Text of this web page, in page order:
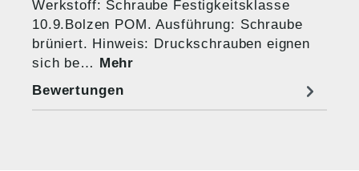
Werkstoff: Schraube Festigkeitsklasse
10.9.Bolzen POM. Ausführung: Schraube
brüniert. Hinweis: Druckschrauben eignen
sich be… Mehr
Bewertungen